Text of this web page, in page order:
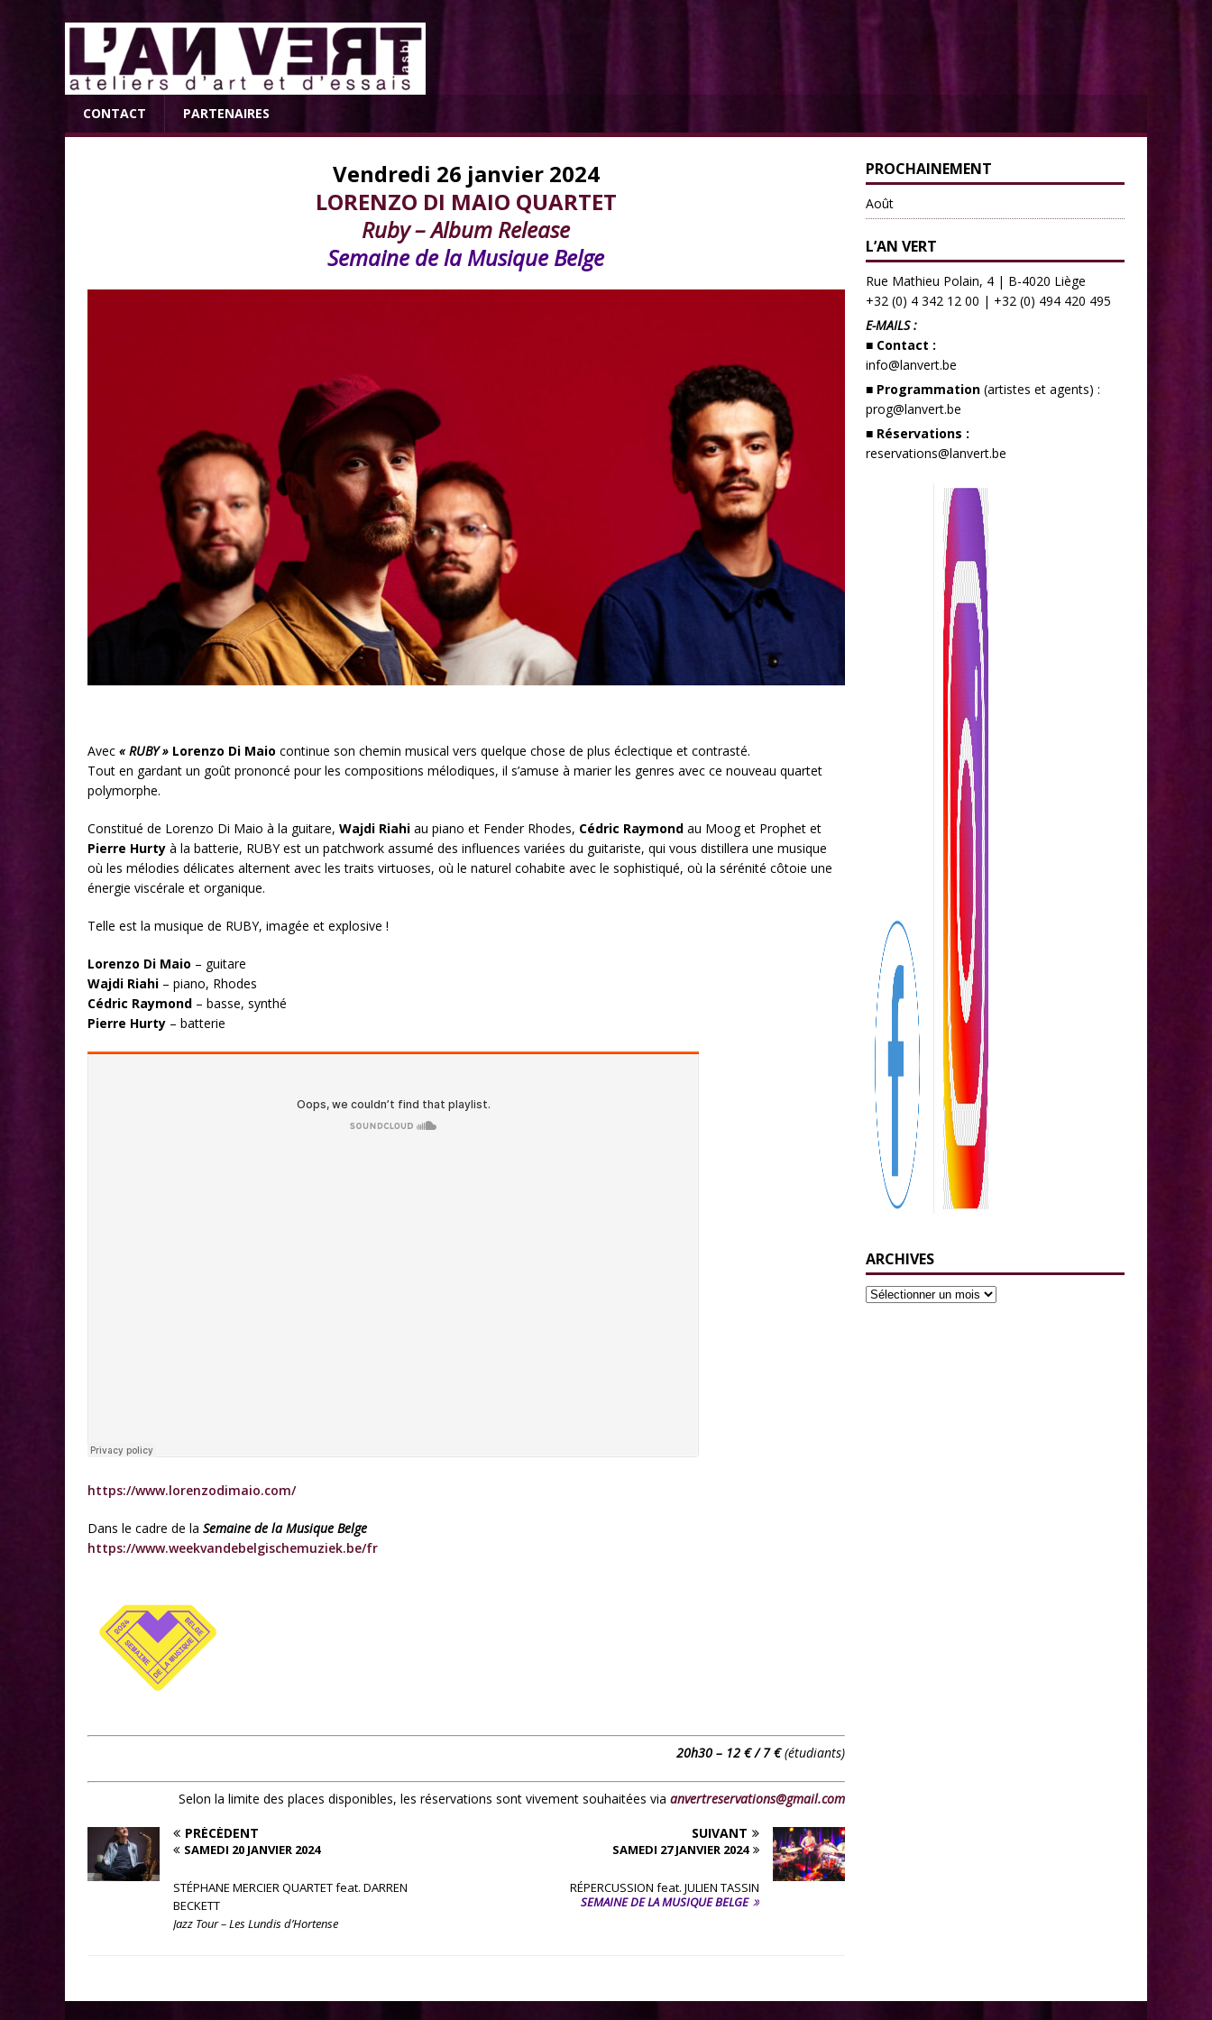
CONTACT PARTENAIRES
Vendredi 26 janvier 2024
LORENZO DI MAIO QUARTET
Ruby – Album Release
Semaine de la Musique Belge
Avec « RUBY » Lorenzo Di Maio continue son chemin musical vers quelque chose de plus éclectique et contrasté.
Tout en gardant un goût prononcé pour les compositions mélodiques, il s’amuse à marier les genres avec ce nouveau quartet
polymorphe.
Constitué de Lorenzo Di Maio à la guitare, Wajdi Riahi au piano et Fender Rhodes, Cédric Raymond au Moog et Prophet et
Pierre Hurty à la batterie, RUBY est un patchwork assumé des influences variées du guitariste, qui vous distillera une musique
où les mélodies délicates alternent avec les traits virtuoses, où le naturel cohabite avec le sophistiqué, où la sérénité côtoie une
énergie viscérale et organique.
Telle est la musique de RUBY, imagée et explosive !
Lorenzo Di Maio – guitare
Wajdi Riahi – piano, Rhodes
Cédric Raymond – basse, synthé
Pierre Hurty – batterie
https://www.lorenzodimaio.com/
Dans le cadre de la Semaine de la Musique Belge
https://www.weekvandebelgischemuziek.be/fr
20h30 – 12 € / 7€(étudiants)
Selon la limite des places disponibles, les réservations sont vivement souhaitées via anvertreservations@gmail.com
PRÉCÉDENT
SAMEDI 20 JANVIER 2024
STÉPHANE MERCIER QUARTET feat. DARREN
BECKETT
Jazz Tour – Les Lundis d’Hortense
SUIVANT
SAMEDI 27 JANVIER 2024
RÉPERCUSSION feat. JULIEN TASSIN
SEMAINE DE LA MUSIQUE BELGE
PROCHAINEMENT
Août
L’AN VERT
Rue Mathieu Polain, 4 | B-4020 Liège
+32 (0) 4 342 12 00 | +32 (0) 494 420 495
E-MAILS :
■ Contact :
info@lanvert.be
■ Programmation(artistes et agents) :
prog@lanvert.be
■ Réservations :
reservations@lanvert.be
ARCHIVES